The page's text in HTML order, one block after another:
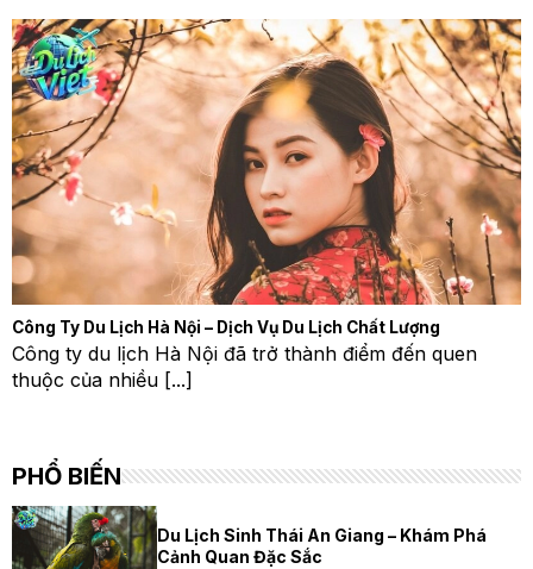
Công Ty Du Lịch Hà Nội – Dịch Vụ Du Lịch Chất Lượng
Công ty du lịch Hà Nội đã trở thành điểm đến quen
thuộc của nhiều [...]
PHỔ BIẾN
Du Lịch Sinh Thái An Giang – Khám Phá
Cảnh Quan Đặc Sắc